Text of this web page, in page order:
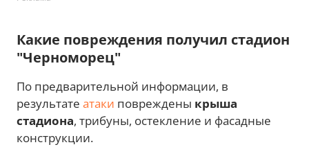
Какие повреждения получил стадион
"Черноморец"
По предварительной информации, в
результате атаки повреждены крыша
стадиона, трибуны, остекление и фасадные
конструкции.